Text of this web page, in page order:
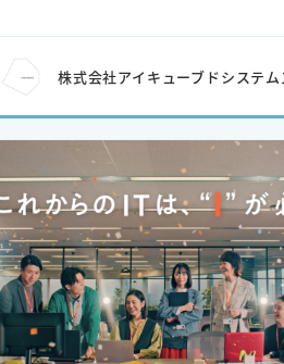
株式会社アイキューブドシステム